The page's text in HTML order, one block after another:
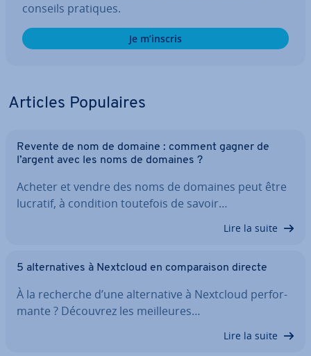
conseils pratiques.
Je m’inscris
Articles Po­pu­laires
Revente de nom de domaine : comment gagner de
l’argent avec les noms de domaines ?
Acheter et vendre des noms de domaines peut être
lucratif, à condition toutefois de savoir…
Lire la suite
5 al­ter­na­tives à Nextcloud en com­pa­rai­son directe
À la recherche d’une al­ter­na­tive à Nextcloud per­for­
mante ? Découvrez les meil­leures…
Lire la suite